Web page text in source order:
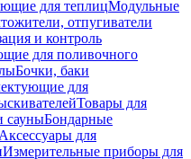
для теплицМодульные
отпугиватели
и контроль
для поливочного
Бочки, баки
для
Товары для
сауныБондарные
Аксессуары для
Измерительные приборы для